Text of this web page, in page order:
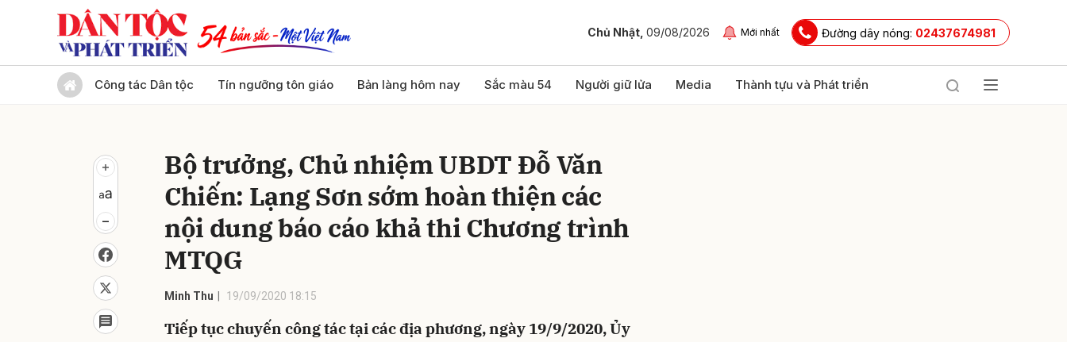
Chủ Nhật, 09/08/2026 Mới nhất Đường dây nóng: 02437674981
Công tác Dân tộc Tín ngưỡng tôn giáo Bản làng hôm nay Sắc màu 54 Người giữ lửa Media Thành tựu và Phát triển
Bộ trưởng, Chủ nhiệm UBDT Đỗ Văn
Chiến: Lạng Sơn sớm hoàn thiện các
nội dung báo cáo khả thi Chương trình
MTQG
Minh Thu 19/09/2020 18:15
Tiếp tục chuyến công tác tại các địa phương, ngày 19/9/2020, Ủy
Gửi bình luận